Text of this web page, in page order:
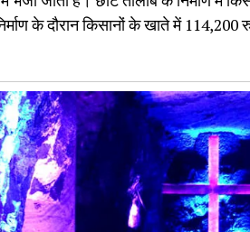
के दौरान किसानों के खाते में